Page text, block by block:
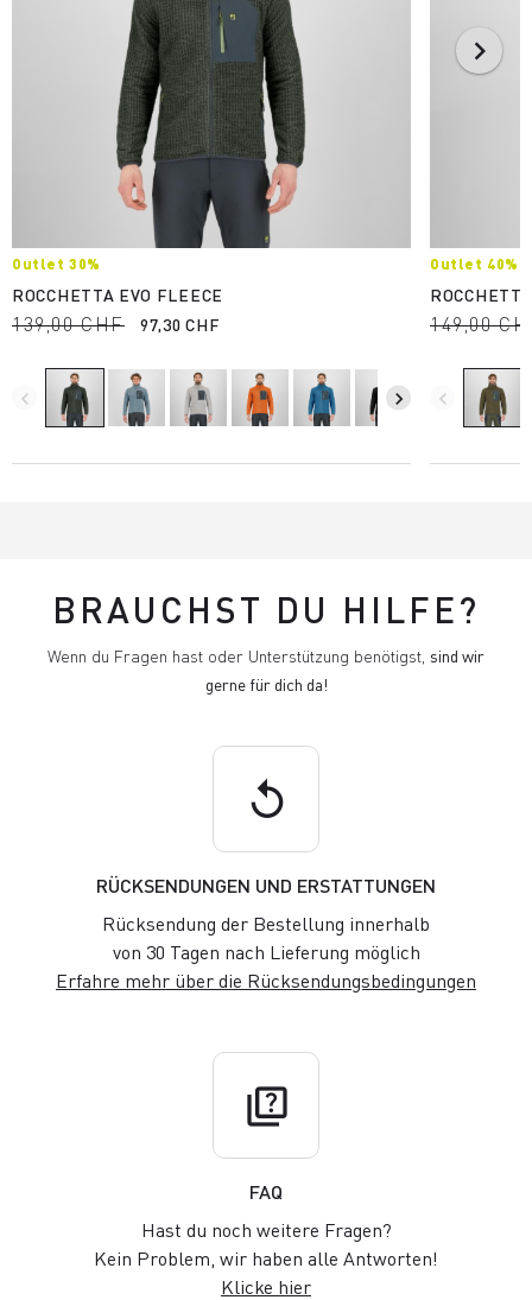
Outlet 30%
ROCCHETTA EVO FLEECE
139,00 CHF 97,30 CHF
navigate_before navigate_next
Outlet 40%
149,00
navigate_before
BRAUCHST DU HILFE?
Wenn du Fragen hast oder Unterstützung benötigst, sind wir
gerne für dich da!
replay
RÜCKSENDUNGEN UND ERSTATTUNGEN
Rücksendung der Bestellung innerhalb
von 30 Tagen nach Lieferung möglich
Erfahre mehr über die Rücksendungsbedingungen
quiz
FAQ
Hast du noch weitere Fragen?
Kein Problem, wir haben alle Antworten!
Klicke hier